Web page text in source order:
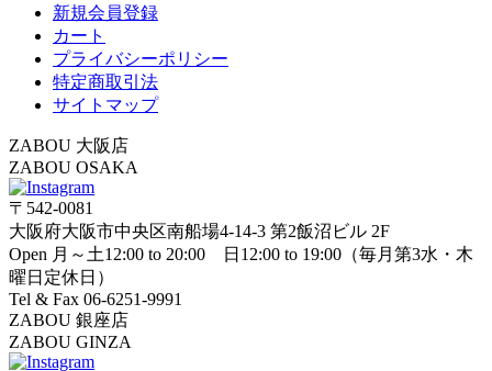
新規会員登録
カート
プライバシーポリシー
特定商取引法
サイトマップ
ZABOU 大阪店
ZABOU OSAKA
〒542-0081
大阪府大阪市中央区南船場4-14-3 第2飯沼ビル 2F
Open 月～土12:00 to 20:00 日12:00 to 19:00（毎月第3水・木
曜日定休日）
Tel & Fax 06-6251-9991
ZABOU 銀座店
ZABOU GINZA